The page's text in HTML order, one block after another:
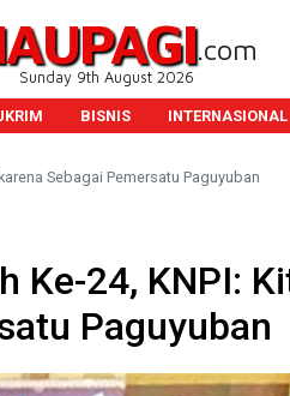
.com
Sunday 9th August 2026
BISNIS INTERNASIONAL
Sebagai Pemersatu Paguyuban
Ke-24, KNPI:
Paguyuban